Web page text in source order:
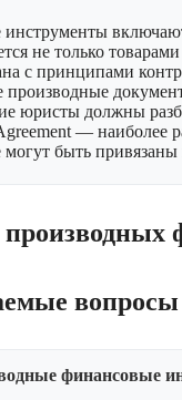
не только
с принципами
юристы должны
— наиболее
быть
вопросы
финансовые